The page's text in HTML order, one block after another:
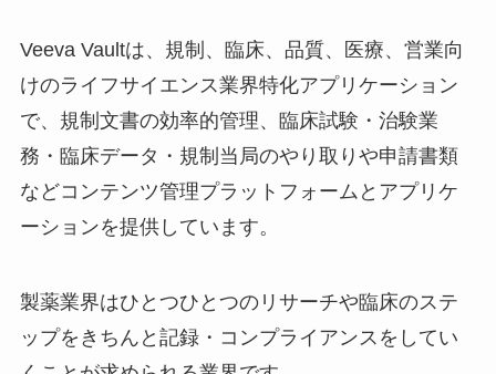
Veeva Vaultは、規制、臨床、品質、医療、営業向
けのライフサイエンス業界特化アプリケーション
で、規制文書の効率的管理、臨床試験・治験業
務・臨床データ・規制当局のやり取りや申請書類
などコンテンツ管理プラットフォームとアプリケ
ーションを提供しています。
製薬業界はひとつひとつのリサーチや臨床のステ
ップをきちんと記録・コンプライアンスをしてい